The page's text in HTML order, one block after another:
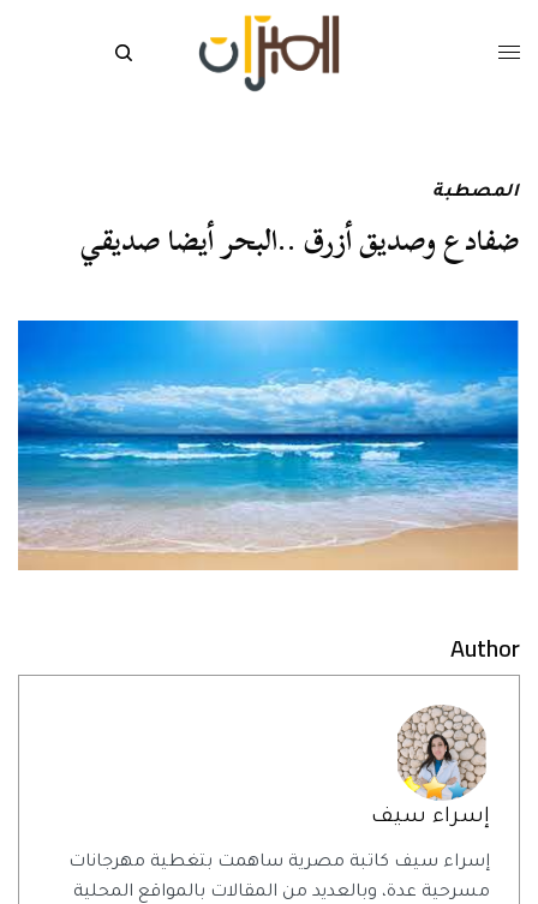
المصطبة
ضفادع وصديق أزرق ..البحر أيضا صديقي
Author
إسراء سيف
إسراء سيف كاتبة مصرية ساهمت بتغطية مهرجانات
مسرحية عدة، وبالعديد من المقالات بالمواقع المحلية